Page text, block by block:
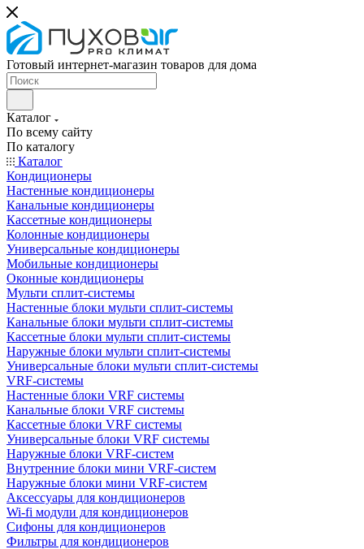
Готовый интернет-магазин товаров для дома
Каталог
По всему сайту
По каталогу
Каталог
Кондиционеры
Настенные кондиционеры
Канальные кондиционеры
Кассетные кондиционеры
Колонные кондиционеры
Универсальные кондиционеры
Мобильные кондиционеры
Оконные кондиционеры
Мульти сплит-системы
Настенные блоки мульти сплит-системы
Канальные блоки мульти сплит-системы
Кассетные блоки мульти сплит-системы
Наружные блоки мульти сплит-системы
Универсальные блоки мульти сплит-системы
VRF-системы
Настенные блоки VRF системы
Канальные блоки VRF системы
Кассетные блоки VRF системы
Универсальные блоки VRF системы
Наружные блоки VRF-систем
Внутренние блоки мини VRF-систем
Наружные блоки мини VRF-систем
Аксессуары для кондиционеров
Wi-fi модули для кондиционеров
Сифоны для кондиционеров
Фильтры для кондиционеров